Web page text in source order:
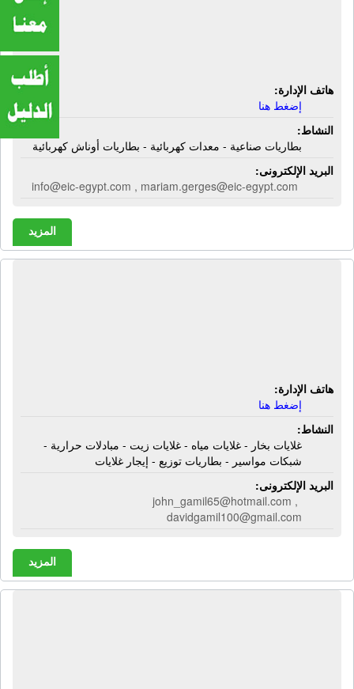
هاتف الإدارة:
إضغط هنا
النشاط:
بطاريات صناعية - معدات كهربائية - بطاريات أوناش كهربائية
البريد الإلكترونى:
info@eic-egypt.com , mariam.gerges@eic-egypt.com
المزيد
هاتف الإدارة:
إضغط هنا
النشاط:
غلايات بخار - غلايات مياه - غلايات زيت - مبادلات حرارية -
شبكات مواسير - بطاريات توزيع - إيجار غلايات
البريد الإلكترونى:
john_gamil65@hotmail.com ,
davidgamil100@gmail.com
المزيد